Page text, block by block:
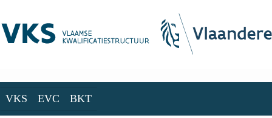
VKS EVC BKT